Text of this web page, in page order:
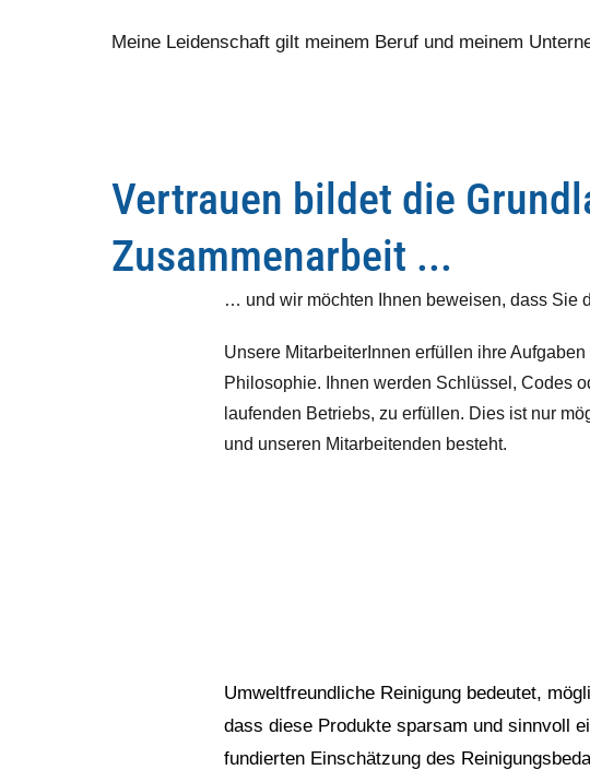
Meine Leidenschaft gilt meinem Beruf und meinem
Vertrauen bildet die
Zusammenarbeit ...
… und wir möchten Ihnen beweisen, dass Sie
Unsere MitarbeiterInnen erfüllen ihre
Philosophie. Ihnen werden Schlüssel, Codes
laufenden Betriebs, zu erfüllen. Dies ist nur
und unseren Mitarbeitenden besteht.
Umweltfreundliche Reinigung bedeutet,
dass diese Produkte sparsam und sinnvoll
fundierten Einschätzung des